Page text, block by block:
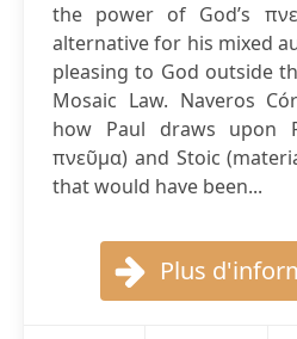
the power of God’s
alternative for his mixed
pleasing to God outside
Mosaic Law. Naveros
how Paul draws upon
πνεῦμα) and Stoic
that would have been...
Plus